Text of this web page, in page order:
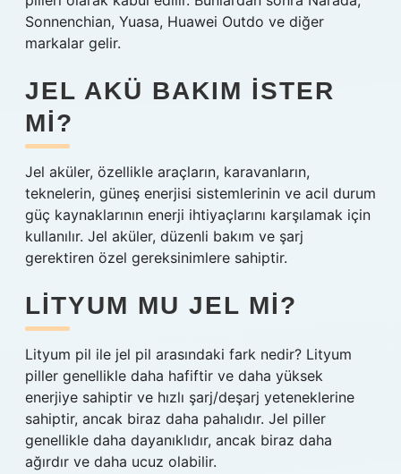
Sonnenchian, Yuasa, Huawei Outdo ve diğer
markalar gelir.
JEL AKÜ BAKIM ISTER
MI?
Jel aküler, özellikle araçların, karavanların,
teknelerin, güneş enerjisi sistemlerinin ve acil durum
güç kaynaklarının enerji ihtiyaçlarını karşılamak için
kullanılır. Jel aküler, düzenli bakım ve şarj
gerektiren özel gereksinimlere sahiptir.
LITYUM MU JEL MI?
Lityum pil ile jel pil arasındaki fark nedir? Lityum
piller genellikle daha hafiftir ve daha yüksek
enerjiye sahiptir ve hızlı şarj/deşarj yeteneklerine
sahiptir, ancak biraz daha pahalıdır. Jel piller
genellikle daha dayanıklıdır, ancak biraz daha
ağırdır ve daha ucuz olabilir.